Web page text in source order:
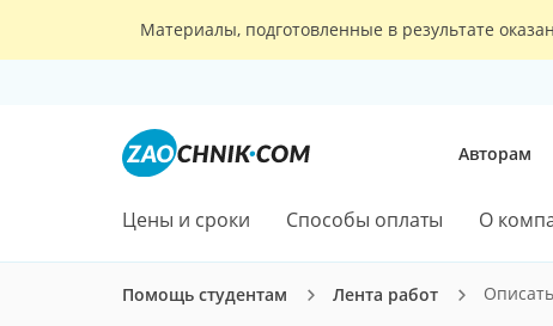
Материалы, подготовленные в результате
Авторам
Цены и сроки Способы оплаты О
Помощь студентам Лента работ